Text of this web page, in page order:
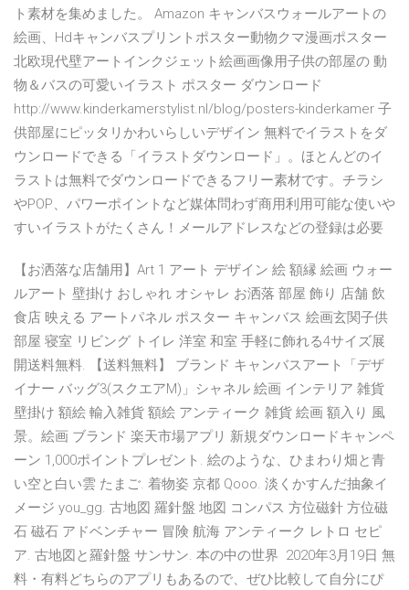
ト素材を集めました。 Amazon キャンバスウォールアートの
絵画、Hdキャンバスプリントポスター動物クマ漫画ポスター
北欧現代壁アートインクジェット絵画画像用子供の部屋の 動
物＆バスの可愛いイラスト ポスター ダウンロード
http://www.kinderkamerstylist.nl/blog/posters-kinderkamer 子
供部屋にピッタリかわいらしいデザイン 無料でイラストをダ
ウンロードできる「イラストダウンロード」。ほとんどのイ
ラストは無料でダウンロードできるフリー素材です。チラシ
やPOP、パワーポイントなど媒体問わず商用利用可能な使いや
すいイラストがたくさん！メールアドレスなどの登録は必要
【お洒落な店舗用】Art 1 アート デザイン 絵 額縁 絵画 ウォー
ルアート 壁掛け おしゃれ オシャレ お洒落 部屋 飾り 店舗 飲
食店 映える アートパネル ポスター キャンバス 絵画玄関子供
部屋 寝室 リビング トイレ 洋室 和室 手軽に飾れる4サイズ展
開送料無料. 【送料無料】 ブランド キャンバスアート「デザ
イナー バッグ3(スクエアM)」シャネル 絵画 インテリア 雑貨
壁掛け 額絵 輸入雑貨 額絵 アンティーク 雑貨 絵画 額入り 風
景。絵画 ブランド 楽天市場アプリ 新規ダウンロードキャンペ
ーン 1,000ポイントプレゼント. 絵のような、ひまわり畑と青
い空と白い雲 たまご. 着物姿 京都 Qooo. 淡くかすんだ抽象イ
メージ you_gg. 古地図 羅針盤 地図 コンパス 方位磁針 方位磁
石 磁石 アドベンチャー 冒険 航海 アンティーク レトロ セピ
ア. 古地図と羅針盤 サンサン. 本の中の世界 2020年3月19日 無
料・有料どちらのアプリもあるので、ぜひ比較して自分にぴ